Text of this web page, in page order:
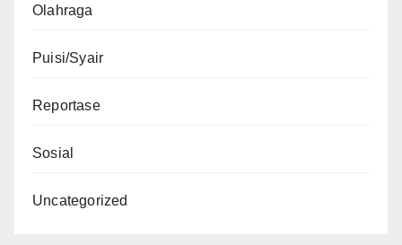
Olahraga
Puisi/Syair
Reportase
Sosial
Uncategorized